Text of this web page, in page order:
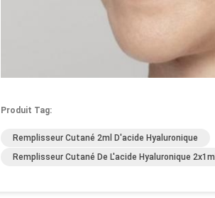
Produit Tag:
Remplisseur Cutané 2ml D'acide Hyaluronique
Remplisseur Cutané De L'acide Hyaluronique 2x1ml